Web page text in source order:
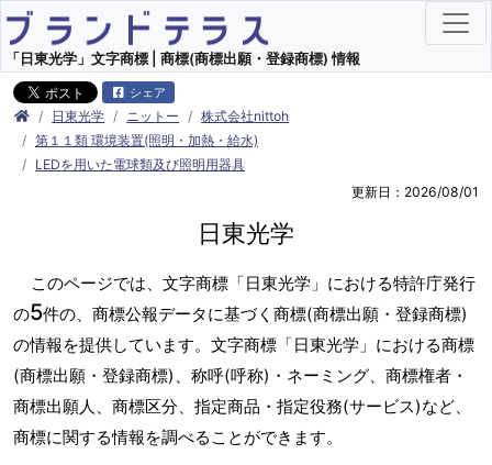
「日東光学」文字商標 | 商標(商標出願・登録商標) 情報
シェア
日東光学 ニットー
株式会社nittoh
第１１類 環境装置(照明・加熱・給水)
LEDを用いた電球類及び照明用器具
更新日：2026/08/01
日東光学
このページでは、文字商標「日東光学」における特許庁発行
の5件の、商標公報データに基づく商標(商標出願・登録商標)
の情報を提供しています。文字商標「日東光学」における商標
(商標出願・登録商標)、称呼(呼称)・ネーミング、商標権者・
商標出願人、商標区分、指定商品・指定役務(サービス)など、
商標に関する情報を調べることができます。